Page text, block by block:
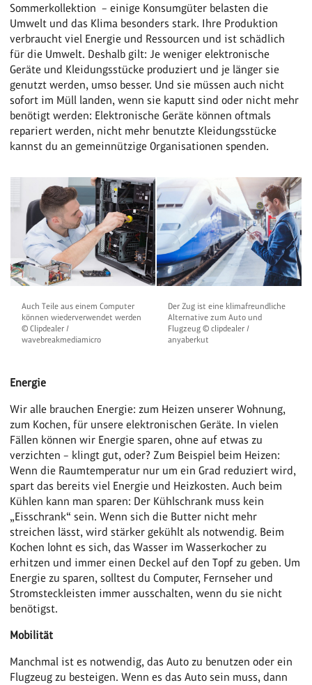
Sommerkollektion – einige Konsumgüter belasten die
Umwelt und das Klima besonders stark. Ihre Produktion
verbraucht viel Energie und Ressourcen und ist schädlich
für die Umwelt. Deshalb gilt: Je weniger elektronische
Geräte und Kleidungsstücke produziert und je länger sie
genutzt werden, umso besser. Und sie müssen auch nicht
sofort im Müll landen, wenn sie kaputt sind oder nicht mehr
benötigt werden: Elektronische Geräte können oftmals
repariert werden, nicht mehr benutzte Kleidungsstücke
kannst du an gemeinnützige Organisationen spenden.
Auch Teile aus einem Computer
können wiederverwendet werden
© Clipdealer /
wavebreakmediamicro
Der Zug ist eine klimafreundliche
Alternative zum Auto und
Flugzeug © clipdealer /
anyaberkut
Energie
Wir alle brauchen Energie: zum Heizen unserer Wohnung,
zum Kochen, für unsere elektronischen Geräte. In vielen
Fällen können wir Energie sparen, ohne auf etwas zu
verzichten – klingt gut, oder? Zum Beispiel beim Heizen:
Wenn die Raumtemperatur nur um ein Grad reduziert wird,
spart das bereits viel Energie und Heizkosten. Auch beim
Kühlen kann man sparen: Der Kühlschrank muss kein
„Eisschrank“ sein. Wenn sich die Butter nicht mehr
streichen lässt, wird stärker gekühlt als notwendig. Beim
Kochen lohnt es sich, das Wasser im Wasserkocher zu
erhitzen und immer einen Deckel auf den Topf zu geben. Um
Energie zu sparen, solltest du Computer, Fernseher und
Stromsteckleisten immer ausschalten, wenn du sie nicht
benötigst.
Mobilität
Manchmal ist es notwendig, das Auto zu benutzen oder ein
Flugzeug zu besteigen. Wenn es das Auto sein muss, dann